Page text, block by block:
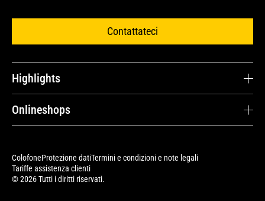
Contattateci
Highlights
Testimonianze dei clienti
Contratti di servizio
Onlineshops
Avesco Store
Cat Merchandise Shop
ColofoneProtezione datiTermini e condizioni e note legali
Tariffe assistenza clienti
© 2026 Tutti i diritti riservati.